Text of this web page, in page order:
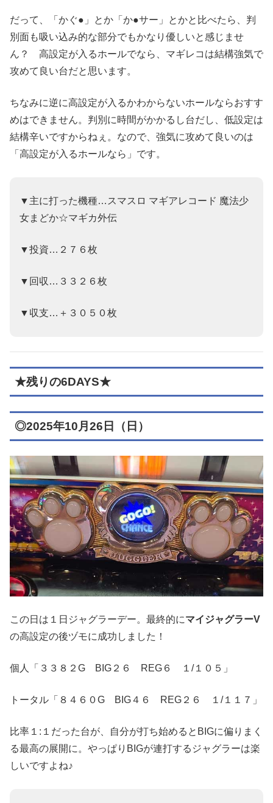
だって、「かぐ●」とか「か●サー」とかと比べたら、判
別面も吸い込み的な部分でもかなり優しいと感じませ
ん？ 高設定が入るホールでなら、マギレコは結構強気で
攻めて良い台だと思います。
ちなみに逆に高設定が入るかわからないホールならおすす
めはできません。判別に時間がかかるし台だし、低設定は
結構辛いですからねぇ。なので、強気に攻めて良いのは
「高設定が入るホールなら」です。
▼主に打った機種…スマスロ マギアレコード 魔法少
女まどか☆マギカ外伝
▼投資…２７６枚
▼回収…３３２６枚
▼収支…＋３０５０枚
★残りの6DAYS★
◎2025年10月26日（日）
この日は１日ジャグラーデー。最終的にマイジャグラーV
の高設定の後ヅモに成功しました！
個人「３３８２G BIG２６ REG６ １/１０５」
トータル「８４６０G BIG４６ REG２６ １/１１７」
比率１:１だった台が、自分が打ち始めるとBIGに偏りまく
る最高の展開に。やっぱりBIGが連打するジャグラーは楽
しいですよね♪